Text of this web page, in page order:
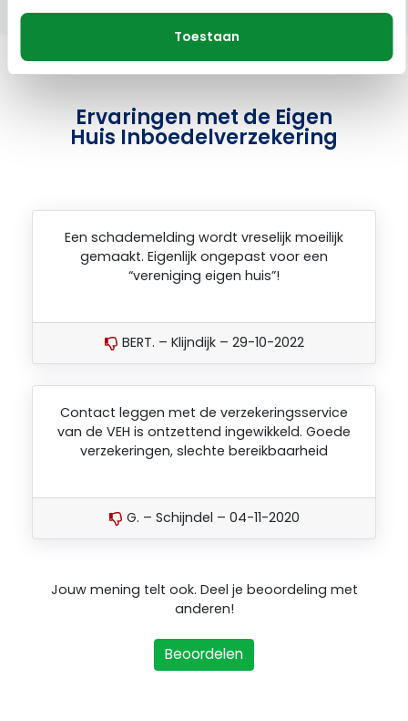
Toestaan
Ervaringen met de Eigen
Huis Inboedelverzekering
Een schademelding wordt vreselijk moeilijk
gemaakt. Eigenlijk ongepast voor een
“vereniging eigen huis”!
BERT. – Klijndijk – 29-10-2022
Contact leggen met de verzekeringsservice
van de VEH is ontzettend ingewikkeld. Goede
verzekeringen, slechte bereikbaarheid
G. – Schijndel – 04-11-2020
Jouw mening telt ook. Deel je beoordeling met
anderen!
Beoordelen